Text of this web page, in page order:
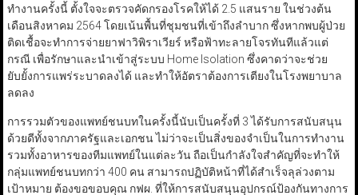
ทำงานครั้งนี้ ตั้งใจจะตรวจคัดกรองโรคให้ได้ 2.5 แสนราย ในช่วงต้น
เดือนสิงหาคม 2564 โดยเน้นพื้นที่ชุมชนที่เข้าถึงลำบาก ซึ่งหากพบผู้ป่วย
ติดเชื้อจะทำการจ่ายยาฟาวิพิราเวียร์ หรือฟ้าทะลายโจรทันทีแล้วแต่
กรณี เพื่อรักษาและนำเข้าสู่ระบบ Home Isolation ซึ่งคาดว่าจะช่วย
ยับยั้งการแพร่ระบาดลงได้ และทำให้อัตราต้องการเตียงในโรงพยาบาล
ลดลง
การรวมตัวของแพทย์ชนบทในครั้งนี้นับเป็นครั้งที่ 3 ได้รับการสนับสนุน
ด้วยดีทั้งจากภาครัฐและเอกชน ไม่ว่าจะเป็นสิ่งของจำเป็นในการทำงาน
รวมทั้งอาหารของทีมแพทย์ในแต่ละวัน ถือเป็นกำลังใจสำคัญที่จะทำให้
กลุ่มแพทย์ชนบทกว่า 400 คน สามารถปฏิบัติหน้าที่ได้สำเร็จลุล่วงตาม
เป้าหมาย ต้องขอขอบคุณ กฟผ. ที่ให้การสนับสนุนอุปกรณ์ป้องกันทางการ